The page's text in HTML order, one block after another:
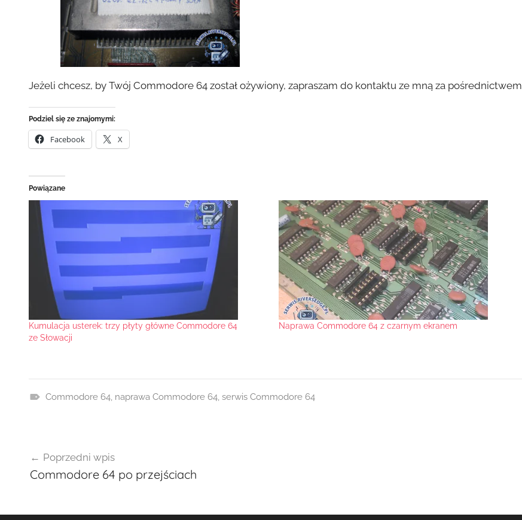
Jeżeli chcesz, by Twój Commodore 64 został ożywiony, zapraszam do kontaktu ze mną za pośrednictwem
Podziel się ze znajomymi:
Facebook X
Powiązane
Kumulacja usterek: trzy płyty główne Commodore 64
ze Słowacji
Naprawa Commodore 64 z czarnym ekranem
Commodore 64, naprawa Commodore 64, serwis Commodore 64
wpisuPoprzedni wpis
Commodore 64 po przejściach